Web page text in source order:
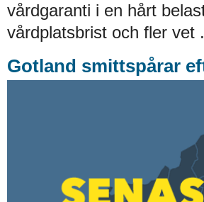
vårdgaranti i en hårt
vårdplatsbrist och fler vet
Gotland smittspårar